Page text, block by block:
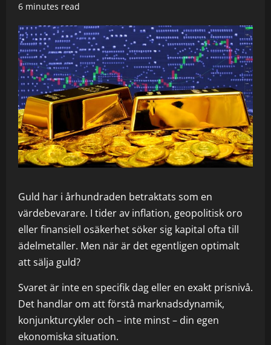
6 minutes read
Guld har i århundraden betraktats som en
värdebevarare. I tider av inflation, geopolitisk oro
eller finansiell osäkerhet söker sig kapital ofta till
ädelmetaller. Men när är det egentligen optimalt
att sälja guld?
Svaret är inte en specifik dag eller en exakt prisnivå.
Det handlar om att förstå marknadsdynamik,
konjunkturcykler och – inte minst – din egen
ekonomiska situation.